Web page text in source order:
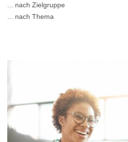
... nach Zielgruppe
... nach Thema